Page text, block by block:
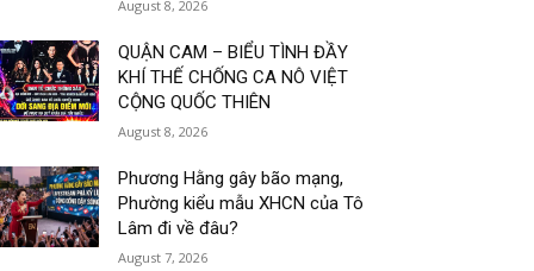
August 8, 2026
QUẬN CAM – BIỂU TÌNH ĐẦY
KHÍ THẾ CHỐNG CA NÔ VIỆT
CỘNG QUỐC THIÊN
August 8, 2026
Phương Hằng gây bão mạng,
Phường kiểu mẫu XHCN của Tô
Lâm đi về đâu?
August 7, 2026